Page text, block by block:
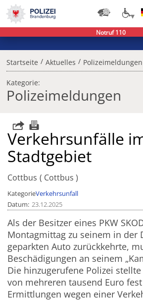
Startseite / Aktuelles / Polizeimeldungen
Kategorie:
Polizeimeldungen
Verkehrsunfälle
Stadtgebiet
Cottbus Cottbus
KategorieVerkehrsunfall
Datum 23.12.2025
Als der Besitzer eines PKW
Montagmittag zu seinem in der
geparkten Auto zurückkehrte,
Beschädigungen an seinem
Die hinzugerufene Polizei
von mehreren tausend Euro
Ermittlungen wegen einer
Notruf 110